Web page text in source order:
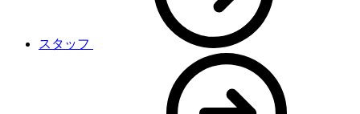
スタッフ